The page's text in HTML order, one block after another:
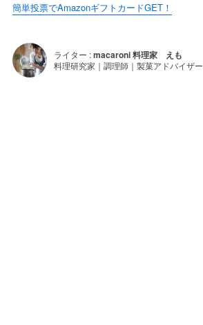
簡単投票でAmazonギフトカードGET！
ライター :macaroni 料理家 えも
料理研究家｜調理師｜製菓アドバイザー